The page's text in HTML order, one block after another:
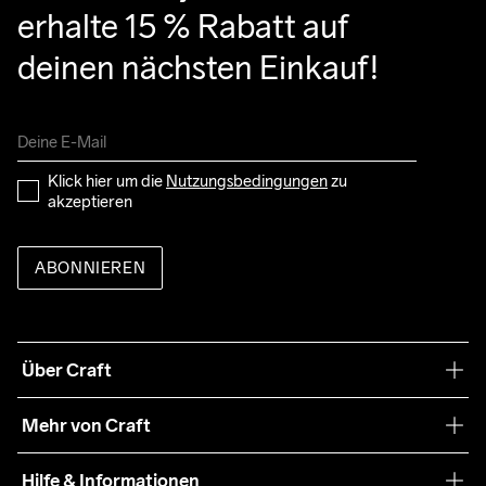
erhalte 15 % Rabatt auf
deinen nächsten Einkauf!
Klick hier um die Nutzungsbedingungen zu
akzeptieren
ABONNIEREN
Über Craft
Nachhaltigkeit
Mehr von Craft
Hilfe & Informationen